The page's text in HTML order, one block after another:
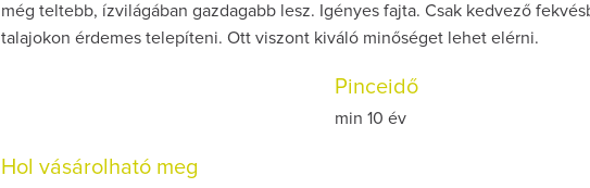
még teltebb, ízvilágában gazdagabb lesz. Igényes fajta. Csak kedvező
talajokon érdemes telepíteni. Ott viszont kiváló minőséget lehet elérni.
Pinceidő
min 10 év
Hol vásárolható meg